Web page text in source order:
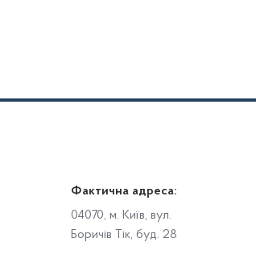
публічної інформації
щодо роботи із запитами на отримання публічної
Фактична адреса:
04070, м. Київ, вул.
Боричів Тік, буд. 28